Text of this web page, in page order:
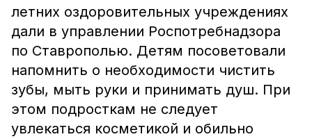
летних оздоровительных учреждениях
дали в управлении Роспотребнадзора
по Ставрополью. Детям посоветовали
напомнить о необходимости чистить
зубы, мыть руки и принимать душ. При
этом подросткам не следует
увлекаться косметикой и обильно